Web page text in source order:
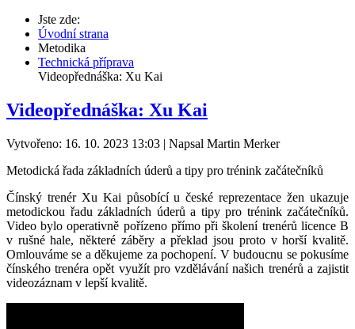
Jste zde:
Úvodní strana
Metodika
Technická příprava
Videopřednáška: Xu Kai
Videopřednáška: Xu Kai
Vytvořeno: 16. 10. 2023 13:03 | Napsal Martin Merker
Metodická řada základních úderů a tipy pro trénink začátečníků
Čínský trenér Xu Kai působící u české reprezentace žen ukazuje
metodickou řadu základních úderů a tipy pro trénink začátečníků.
Video bylo operativně pořízeno přímo při školení trenérů licence B
v rušné hale, některé záběry a překlad jsou proto v horší kvalitě.
Omlouváme se a děkujeme za pochopení. V budoucnu se pokusíme
čínského trenéra opět využít pro vzdělávání našich trenérů a zajistit
videozáznam v lepší kvalitě.